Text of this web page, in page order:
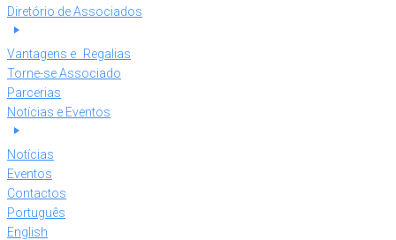
Diretório de Associados
Vantagens e Regalias
Torne-se Associado
Parcerias
Notícias e Eventos
Notícias
Eventos
Contactos
Português
English